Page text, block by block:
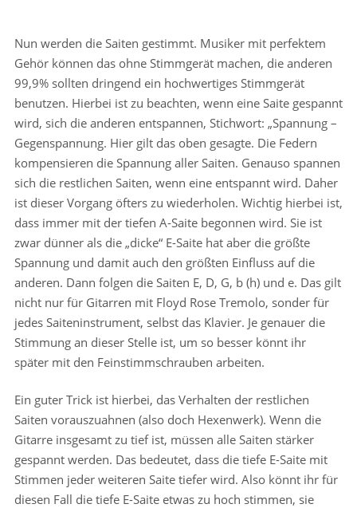
Nun werden die Saiten gestimmt. Musiker mit perfektem
Gehör können das ohne Stimmgerät machen, die anderen
99,9% sollten dringend ein hochwertiges Stimmgerät
benutzen. Hierbei ist zu beachten, wenn eine Saite gespannt
wird, sich die anderen entspannen, Stichwort: „Spannung –
Gegenspannung. Hier gilt das oben gesagte. Die Federn
kompensieren die Spannung aller Saiten. Genauso spannen
sich die restlichen Saiten, wenn eine entspannt wird. Daher
ist dieser Vorgang öfters zu wiederholen. Wichtig hierbei ist,
dass immer mit der tiefen A-Saite begonnen wird. Sie ist
zwar dünner als die „dicke“ E-Saite hat aber die größte
Spannung und damit auch den größten Einfluss auf die
anderen. Dann folgen die Saiten E, D, G, b (h) und e. Das gilt
nicht nur für Gitarren mit Floyd Rose Tremolo, sonder für
jedes Saiteninstrument, selbst das Klavier. Je genauer die
Stimmung an dieser Stelle ist, um so besser könnt ihr
später mit den Feinstimmschrauben arbeiten.
Ein guter Trick ist hierbei, das Verhalten der restlichen
Saiten vorauszuahnen (also doch Hexenwerk). Wenn die
Gitarre insgesamt zu tief ist, müssen alle Saiten stärker
gespannt werden. Das bedeutet, dass die tiefe E-Saite mit
Stimmen jeder weiteren Saite tiefer wird. Also könnt ihr für
diesen Fall die tiefe E-Saite etwas zu hoch stimmen, sie